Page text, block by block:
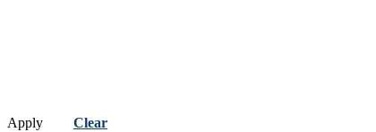
Apply Clear